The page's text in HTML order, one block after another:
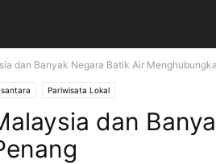
dan Banyak Negara Batik Air
Pariwisata Lokal
dan